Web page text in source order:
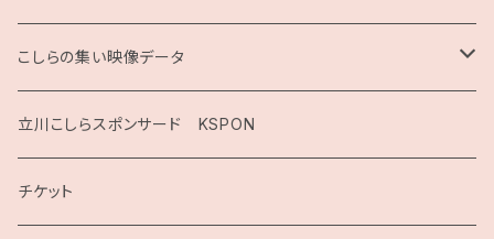
こしらの集い映像データ
2020
2019
立川こしらスポンサード KSPON
チケット